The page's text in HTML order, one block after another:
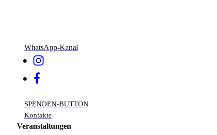
WhatsApp-Kanal
SPENDEN-BUTTON
Kontakte
Veranstaltungen